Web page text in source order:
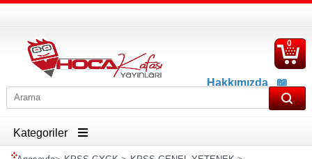
Hakkımızda
📖
İletişim
0
Kategoriler